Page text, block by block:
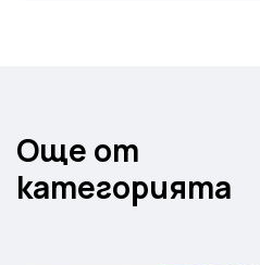
Още от
категорията